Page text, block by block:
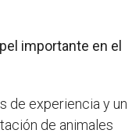
importante en el
de experiencia y un
de animales